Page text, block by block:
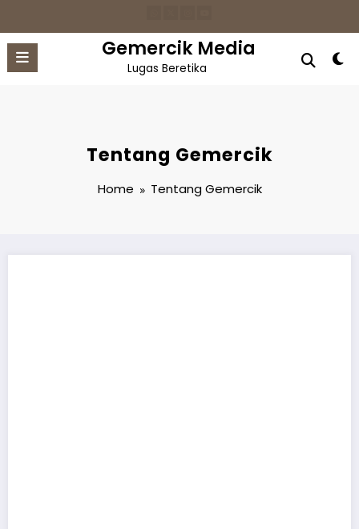
content
Gemercik Media
Lugas Beretika
Tentang Gemercik
Home Tentang Gemercik